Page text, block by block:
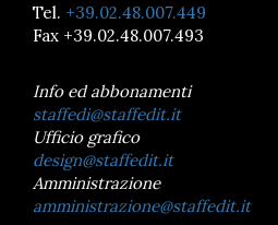
Tel. +39.02.48.007.449
Fax +39.02.48.007.493
Info ed abbonamenti
staffedi@staffedit.it
Ufficio grafico
design@staffedit.it
Amministrazione
amministrazione@staffedit.it